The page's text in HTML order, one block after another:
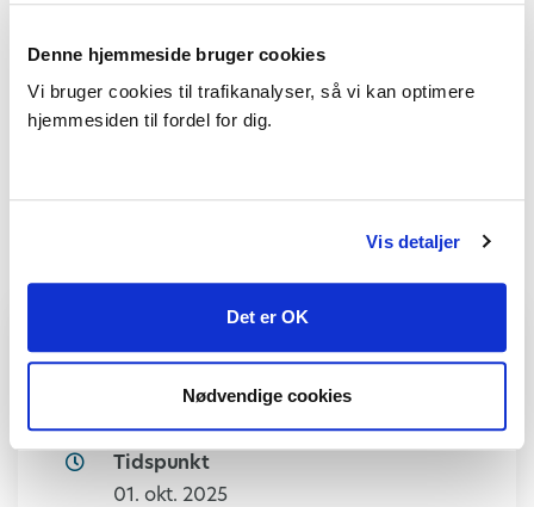
Denne hjemmeside bruger cookies
Vi bruger cookies til trafikanalyser, så vi kan optimere
hjemmesiden til fordel for dig.
Vis detaljer
Det er OK
Nødvendige cookies
Arrangør
Tidspunkt
01. okt. 2025